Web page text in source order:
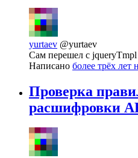
yurtaev @yurtaev
Сам перешел с jqueryTmpl
Написано более трёх лет
Проверка
расшифровки